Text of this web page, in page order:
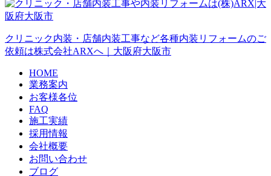
クリニック内装・店舗内装工事など各種内装リフォームのご
依頼は株式会社ARXへ｜大阪府大阪市
HOME
業務案内
お客様各位
FAQ
施工実績
採用情報
会社概要
お問い合わせ
ブログ